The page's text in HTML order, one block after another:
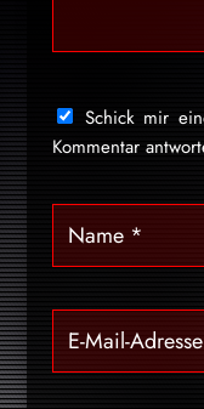
Schick mir
Kommentar